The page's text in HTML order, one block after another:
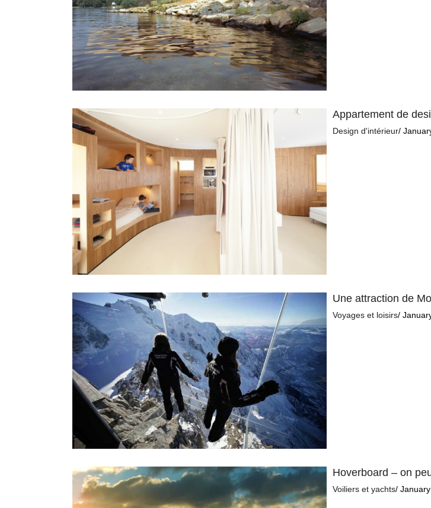
Appartement de
Design d'intérieur/
Une attraction de
Voyages et loisirs/
Hoverboard – on
Voiliers et yachts/